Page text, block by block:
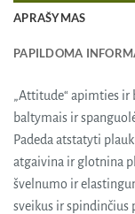
APRAŠYMAS
PAPILDOMA
„Attitude“ apimties ir
baltymais ir
Padeda atstatyti
atgaivina ir glotnina
švelnumo ir
sveikus ir spindinčius